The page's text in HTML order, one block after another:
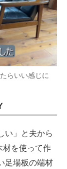
らいい感じに
い」と夫から
材を使って作
足場板の端材